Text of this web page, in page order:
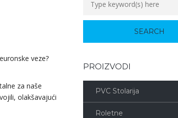
veze?
za naše
olakšavajući
PROIZVODI
PVC Stolarija
Roletne